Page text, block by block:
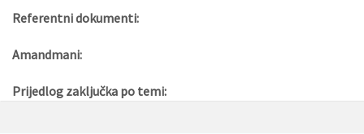
Referentni dokumenti:
Amandmani:
Prijedlog zaključka po temi: